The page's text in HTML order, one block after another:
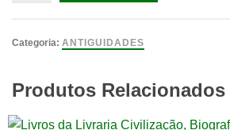
Ullah
quarenta
ladrões
Categoria: ANTIGUIDADES
Produtos Relacionados